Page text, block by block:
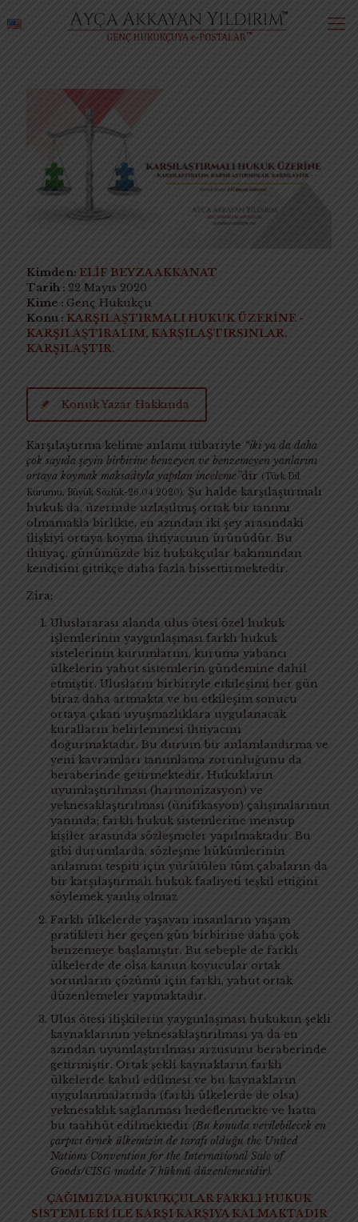
Kimden: ELİF BEYZA AKKANAT
Tarih : 22 Mayıs 2020
Kime : Genç Hukukçu
Konu : KARŞILAŞTIRMALI HUKUK ÜZERİNE -
KARŞILAŞTIRALIM, KARŞILAŞTIRSINLAR,
KARŞILAŞTIR.
Konuk Yazar Hakkında
Karşılaştırma kelime anlamı itibariyle “iki ya da daha
çok sayıda şeyin birbirine benzeyen ve benzemeyen yanlarını
ortaya koymak maksadıyla yapılan inceleme”dir (Türk Dil
Kurumu, Büyük Sözlük-26.04.2020). Şu halde karşılaştırmalı
hukuk da, üzerinde uzlaşılmış ortak bir tanımı
olmamakla birlikte, en azından iki şey arasındaki
ilişkiyi ortaya koyma ihtiyacının ürünüdür. Bu
ihtiyaç, günümüzde biz hukukçular bakımından
kendisini gittikçe daha fazla hissettirmektedir.
Zira;
Uluslararası alanda ulus ötesi özel hukuk
işlemlerinin yaygınlaşması farklı hukuk
sistelerinin kurumlarını, kuruma yabancı
ülkelerin yahut sistemlerin gündemine dahil
etmiştir. Ulusların birbiriyle etkileşimi her gün
biraz daha artmakta ve bu etkileşim sonucu
ortaya çıkan uyuşmazlıklara uygulanacak
kuralların belirlenmesi ihtiyacını
doğurmaktadır. Bu durum bir anlamlandırma ve
yeni kavramları tanımlama zorunluğunu da
beraberinde getirmektedir. Hukukların
uyumlaştırılması (harmonizasyon) ve
yeknesaklaştırılması (ünifikasyon) çalışmalarının
yanında; farklı hukuk sistemlerine mensup
kişiler arasında sözleşmeler yapılmaktadır. Bu
gibi durumlarda, sözleşme hükümlerinin
anlamını tespiti için yürütülen tüm çabaların da
bir karşılaştırmalı hukuk faaliyeti teşkil ettiğini
söylemek yanlış olmaz
Farklı ülkelerde yaşayan insanların yaşam
pratikleri her geçen gün birbirine daha çok
benzemeye başlamıştır. Bu sebeple de farklı
ülkelerde de olsa kanun koyucular ortak
sorunların çözümü için farklı, yahut ortak
düzenlemeler yapmaktadır.
Ulus ötesi ilişkilerin yaygınlaşması hukukun şekli
kaynaklarının yeknesaklaştırılması ya da en
azından uyumlaştırılması arzusunu beraberinde
getirmiştir. Ortak şekli kaynakların farklı
ülkelerde kabul edilmesi ve bu kaynakların
uygulanmalarında (farklı ülkelerde de olsa)
yeknesaklık sağlanması hedeflenmekte ve hatta
bu taahhüt edilmektedir (Bu konuda verilebilecek en
çarpıcı örnek ülkemizin de tarafı olduğu the United
Nations Convention for the International Sale of
Goods/CISG madde 7 hükmü düzenlemesidir).
ÇAĞIMIZDA HUKUKÇULAR FARKLI HUKUK
SİSTEMLERİ İLE KARŞI KARŞIYA KALMAKTADIR